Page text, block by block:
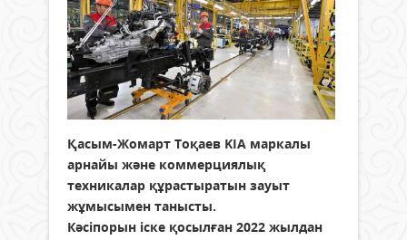
Қасым-Жомарт Тоқаев KIA маркалы
арнайы және коммерциялық
техникалар құрастыратын зауыт
жұмысымен танысты.
Кәсіпорын іске қосылған 2022 жылдан